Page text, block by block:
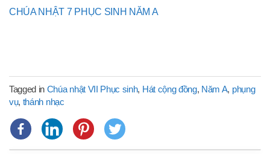
CHÚA NHẬT 7 PHỤC SINH NĂM A
Tagged in Chúa nhật VII Phục sinh, Hát cộng đồng, Năm A, phụng
vụ, thánh nhạc